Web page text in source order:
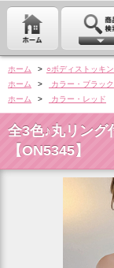
ホーム > ○ボディストッキ
ホーム
>
カラー・ブラック
ホーム
> カラー・レッド
全3色♪丸リング
【ON5345】